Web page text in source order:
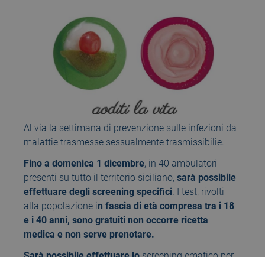
Al via la settimana di prevenzione sulle infezioni da
malattie trasmesse sessualmente trasmissibilie.
Fino a domenica 1 dicembre, in 40 ambulatori
presenti su tutto il territorio siciliano, sarà possibile
effettuare degli screening specifici. I test, rivolti
alla popolazione in fascia di età compresa tra i 18
e i 40 anni, sono gratuiti non occorre ricetta
medica e non serve prenotare.